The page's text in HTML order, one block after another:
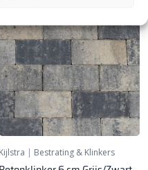
Kijlstra Bestrating & Klinkers